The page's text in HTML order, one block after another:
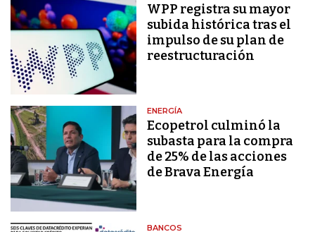
WPP registra su mayor
subida histórica tras el
impulso de su plan de
reestructuración
ENERGÍA
Ecopetrol culminó la
subasta para la compra
de 25% de las acciones
de Brava Energía
BANCOS